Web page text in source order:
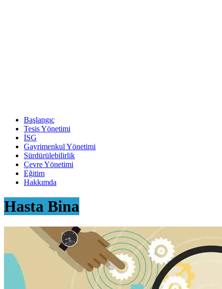
Başlangıç
Tesis Yönetimi
İSG
Gayrimenkul Yönetimi
Sürdürülebilirlik
Çevre Yönetimi
Eğitim
Hakkımda
Hasta Bina